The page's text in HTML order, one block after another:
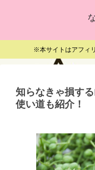
※本サイトはアフィ
知らなきゃ損す
使い道も紹介！